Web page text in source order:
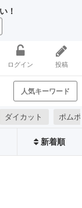
！
ログイン 投稿
人気キーワード
ダイカット ポム
新着順